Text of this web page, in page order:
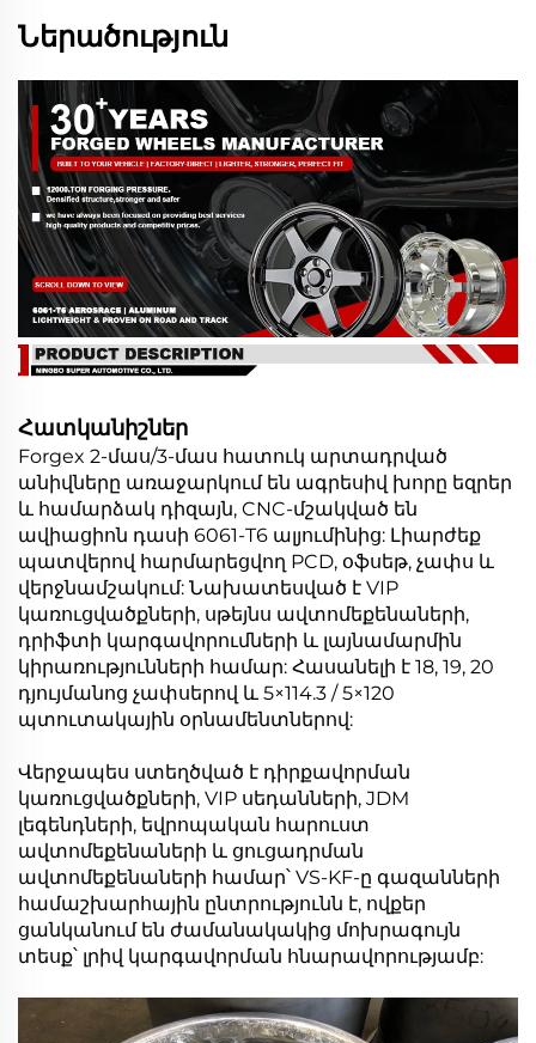
Ներածություն
Հատկանիշներ
Forgex 2-մաս/3-մաս հատուկ արտադրված
անիվները առաջարկում են ագրեսիվ խորը եզրեր
և համարձակ դիզայն, CNC-մշակված են
ավիացիոն դասի 6061-T6 ալյումինից: Լիարժեք
պատվերով հարմարեցվող PCD, օֆսեթ, չափս և
վերջնամշակում: Նախատեսված է VIP
կառուցվածքների, սթեյնս ավտոմեքենաների,
դրիֆտի կարգավորումների և լայնամարմին
կիրառությունների համար: Հասանելի է 18, 19, 20
դյույմանոց չափսերով և 5×114.3 / 5×120
պտուտակային օրնամենտներով:
Վերջապես ստեղծված է դիրքավորման
կառուցվածքների, VIP սեդանների, JDM
լեգենդների, եվրոպական հարուստ
ավտոմեքենաների և ցուցադրման
ավտոմեքենաների համար՝ VS-KF-ը գազանների
համաշխարհային ընտրությունն է, ովքեր
ցանկանում են ժամանակակից մոխրագույն
տեսք՝ լրիվ կարգավորման հնարավորությամբ: